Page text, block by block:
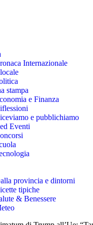
Internazionale
stampa
e Finanza
e pubblichiamo
Eventi
provincia e dintorni
tipiche
& Benessere